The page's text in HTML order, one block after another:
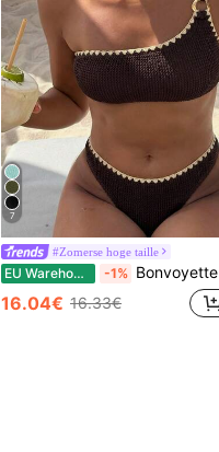
7
#Zomerse hoge taille
EU Warehouse -1% Bonvoyette Dames Lente/Zomer Bruine Gebreide Jacquard Bikini Set met Eén Schouder, Schelpvormige Golfrand en Metalen Decoratie, Elegant en Modieus
16.04€ 16.33€